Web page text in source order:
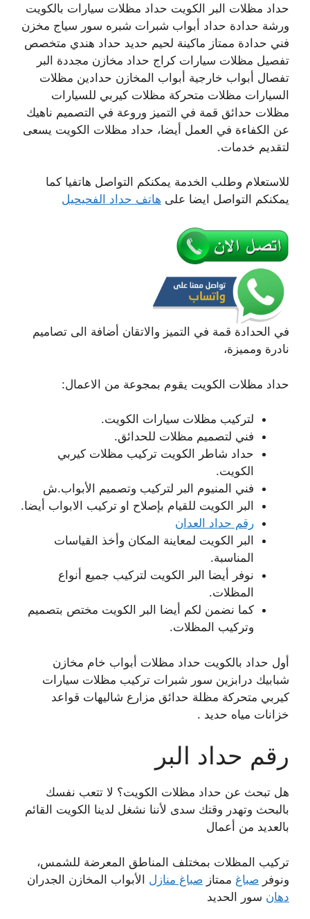
حداد مظلات البر الكويت حداد مظلات سيارات بالكويت
ورشة حدادة حداد أبواب شبرات شبره سور سياج مخزن
فني حدادة ممتاز ماكينة لحيم حديد حداد هندي متخصص
تفصيل مظلات سيارات كراج حداد مخازن مجددة البر
تفصال أبواب خارجية أبواب المخازن حدادين مظلات
السيارات مظلات متحركة مظلات كيربي للسيارات
مظلات حدائق قمة في التميز وروعة في التصميم ناهيك
عن الكفاءة في العمل أيضا، حداد مظلات الكويت يسعى
لتقديم خدمات.
للاستعلام وطلب الخدمة يمكنكم التواصل هاتفيا كما
يمكنكم التواصل ايضا على هاتف حداد الفحيحيل
في الحدادة قمة في التميز والاتقان أضافة الى تصاميم
نادرة ومميزة،
حداد مظلات الكويت يقوم بمجوعة من الاعمال:
لتركيب مظلات سيارات الكويت.
فني لتصميم مظلات للحدائق.
حداد شاطر الكويت تركيب مظلات كيربي
الكويت.
فني المنيوم البر لتركيب وتصميم الأبواب.ش
البر الكويت للقيام بإصلاح او تركيب الابواب أيضا.
رقم حداد العدان
البر الكويت لمعاينة المكان وأخذ القياسات
المناسبة.
نوفر أيضا البر الكويت لتركيب جميع أنواع
المظلات.
كما نضمن لكم أيضا البر الكويت مختص بتصميم
وتركيب المظلات.
أول حداد بالكويت حداد مظلات أبواب خام مخازن
شبابيك درابزين سور شبرات تركيب مظلات سيارات
كيربي متحركة مظلة حدائق مزارع شاليهات قواعد
خزانات مياه حديد .
رقم حداد البر
هل تبحث عن حداد مظلات الكويت؟ لا تتعب نفسك
بالبحث وتهدر وقتك سدى لأننا نشغل لدينا الكويت القائم
بالعديد من أعمال
تركيب المظلات بمختلف المناطق المعرضة للشمس،
ونوفر صباغ ممتاز صباغ منازل الأبواب المخازن الجدران
دهان سور الحديد